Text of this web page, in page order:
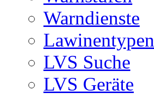
Warndienste
Lawinentypen
LVS Suche
LVS Geräte